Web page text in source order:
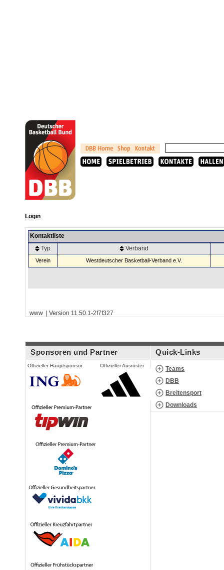
Login
Kontaktliste
Typ
Verband
Verein Westdeutscher Basketball-Verband e.V.
www | Version 11.50.1-2f7f327
Sponsoren und Partner
Offizieller Hauptsponsor Offizieller Ausrüster
Quick-Links
Teams
DBB
Breitensport
Downloads